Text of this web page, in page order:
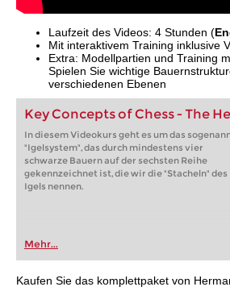
Laufzeit des Videos: 4 Stunden (
Mit interaktivem Training inklusive
Extra: Modellpartien und Training
Spielen Sie wichtige
verschiedenen Ebenen
Key Concepts of Chess - The
In diesem Videokurs geht es um das
"Igelsystem", das durch mindestens vier
schwarze Bauern auf der sechsten Reihe
gekennzeichnet ist, die wir die "Stacheln" des
Igels nennen.
Mehr...
Kaufen Sie das komplettpaket von